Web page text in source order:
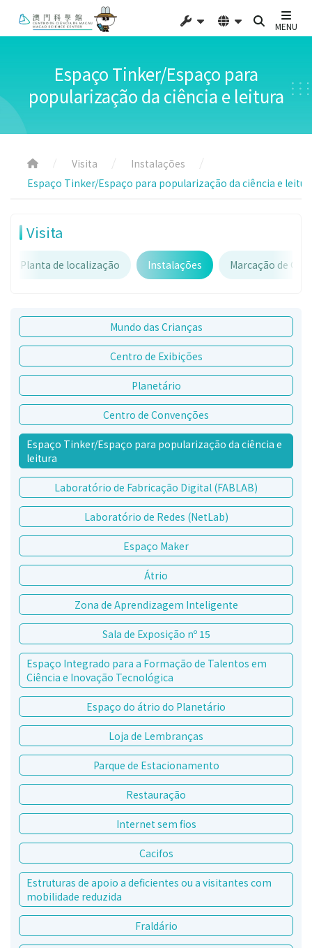
MENU
Espaço Tinker/Espaço para
popularização da ciência e leitura
Visita
Instalações
Espaço Tinker/Espaço para popularização da ciência e
Visita
Planta de localização Instalações Marcação de
Mundo das Crianças
Centro de Exibições
Planetário
Centro de Convenções
Espaço Tinker/Espaço para popularização da ciência e
leitura
Laboratório de Fabricação Digital (FABLAB)
Laboratório de Redes (NetLab)
Espaço Maker
Átrio
Zona de Aprendizagem Inteligente
Sala de Exposição nº 15
Espaço Integrado para a Formação de Talentos em
Ciência e Inovação Tecnológica
Espaço do átrio do Planetário
Loja de Lembranças
Parque de Estacionamento
Restauração
Internet sem fios
Cacifos
Estruturas de apoio a deficientes ou a visitantes com
mobilidade reduzida
Fraldário